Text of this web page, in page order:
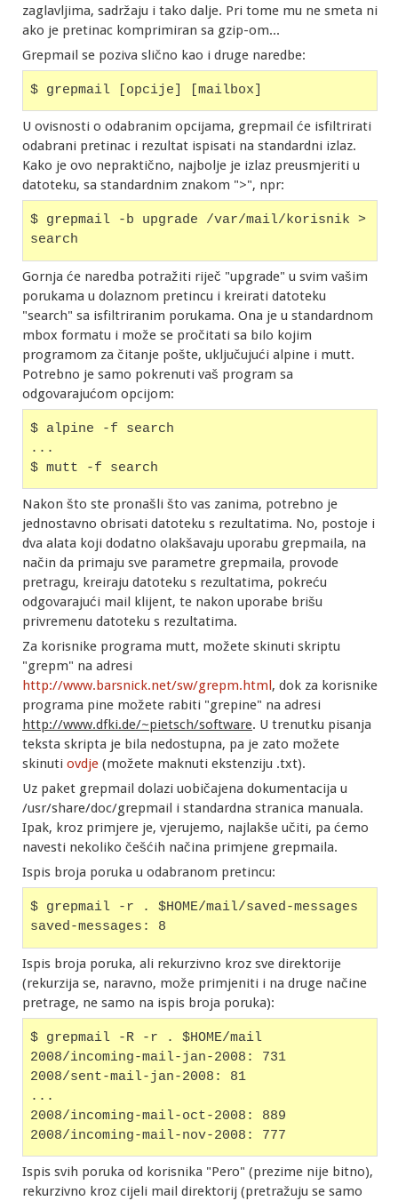
zaglavljima, sadržaju i tako dalje. Pri tome mu ne smeta ni
ako je pretinac komprimiran sa gzip-om...
Grepmail se poziva slično kao i druge naredbe:
$ grepmail [opcije] [mailbox]
U ovisnosti o odabranim opcijama, grepmail će isfiltrirati
odabrani pretinac i rezultat ispisati na standardni izlaz.
Kako je ovo nepraktično, najbolje je izlaz preusmjeriti u
datoteku, sa standardnim znakom ">", npr:
$ grepmail -b upgrade /var/mail/korisnik >
search
Gornja će naredba potražiti riječ "upgrade" u svim vašim
porukama u dolaznom pretincu i kreirati datoteku
"search" sa isfiltriranim porukama. Ona je u standardnom
mbox formatu i može se pročitati sa bilo kojim
programom za čitanje pošte, uključujući alpine i mutt.
Potrebno je samo pokrenuti vaš program sa
odgovarajućom opcijom:
$ alpine -f search
...
$ mutt -f search
Nakon što ste pronašli što vas zanima, potrebno je
jednostavno obrisati datoteku s rezultatima. No, postoje i
dva alata koji dodatno olakšavaju uporabu grepmaila, na
način da primaju sve parametre grepmaila, provode
pretragu, kreiraju datoteku s rezultatima, pokreću
odgovarajući mail klijent, te nakon uporabe brišu
privremenu datoteku s rezultatima.
Za korisnike programa mutt, možete skinuti skriptu
"grepm" na adresi
http://www.barsnick.net/sw/grepm.html, dok za korisnike
programa pine možete rabiti "grepine" na adresi
http://www.dfki.de/~pietsch/software. U trenutku pisanja
teksta skripta je bila nedostupna, pa je zato možete
skinuti ovdje (možete maknuti ekstenziju .txt).
Uz paket grepmail dolazi uobičajena dokumentacija u
/usr/share/doc/grepmail i standardna stranica manuala.
Ipak, kroz primjere je, vjerujemo, najlakše učiti, pa ćemo
navesti nekoliko češćih načina primjene grepmaila.
Ispis broja poruka u odabranom pretincu:
$ grepmail -r . $HOME/mail/saved-messages
saved-messages: 8
Ispis broja poruka, ali rekurzivno kroz sve direktorije
(rekurzija se, naravno, može primjeniti i na druge načine
pretrage, ne samo na ispis broja poruka):
$ grepmail -R -r . $HOME/mail
2008/incoming-mail-jan-2008: 731
2008/sent-mail-jan-2008: 81
...
2008/incoming-mail-oct-2008: 889
2008/incoming-mail-nov-2008: 777
Ispis svih poruka od korisnika "Pero" (prezime nije bitno),
rekurzivno kroz cijeli mail direktorij (pretražuju se samo